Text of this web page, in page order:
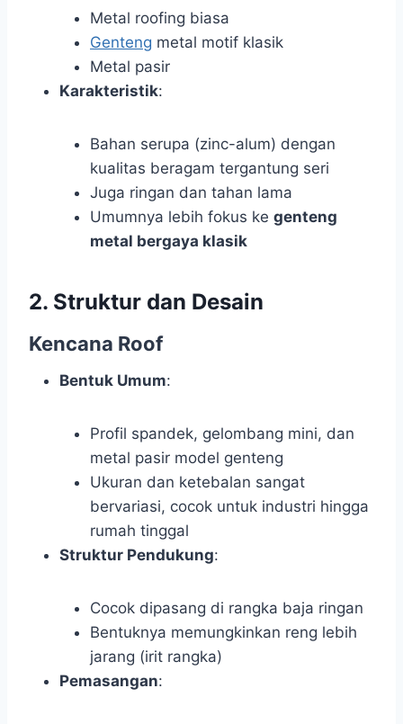
Metal roofing biasa
Genteng metal motif klasik
Metal pasir
Karakteristik:
Bahan serupa (zinc-alum) dengan
kualitas beragam tergantung seri
Juga ringan dan tahan lama
Umumnya lebih fokus ke genteng
metal bergaya klasik
2. Struktur dan Desain
Kencana Roof
Bentuk Umum:
Profil spandek, gelombang mini, dan
metal pasir model genteng
Ukuran dan ketebalan sangat
bervariasi, cocok untuk industri hingga
rumah tinggal
Struktur Pendukung:
Cocok dipasang di rangka baja ringan
Bentuknya memungkinkan reng lebih
jarang (irit rangka)
Pemasangan: